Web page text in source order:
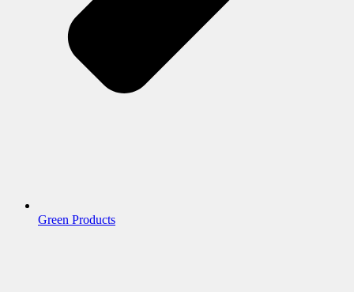
Green Products